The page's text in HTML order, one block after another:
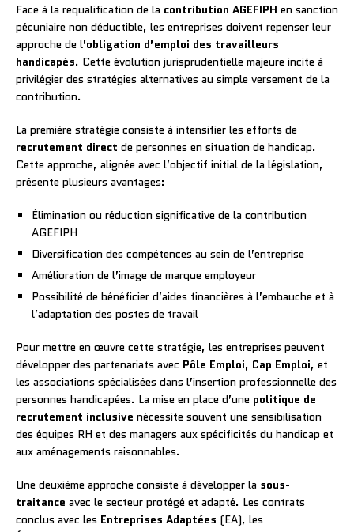
Face à la requalification de la contribution AGEFIPH en sanction
pécuniaire non déductible, les entreprises doivent repenser leur
approche de l’obligation d’emploi des travailleurs
handicapés. Cette évolution jurisprudentielle majeure incite à
privilégier des stratégies alternatives au simple versement de la
contribution.
La première stratégie consiste à intensifier les efforts de
recrutement direct de personnes en situation de handicap.
Cette approche, alignée avec l’objectif initial de la législation,
présente plusieurs avantages:
Élimination ou réduction significative de la contribution
AGEFIPH
Diversification des compétences au sein de l’entreprise
Amélioration de l’image de marque employeur
Possibilité de bénéficier d’aides financières à l’embauche et à
l’adaptation des postes de travail
Pour mettre en œuvre cette stratégie, les entreprises peuvent
développer des partenariats avec Pôle Emploi, Cap Emploi, et
les associations spécialisées dans l’insertion professionnelle des
personnes handicapées. La mise en place d’une politique de
recrutement inclusive nécessite souvent une sensibilisation
des équipes RH et des managers aux spécificités du handicap et
aux aménagements raisonnables.
Une deuxième approche consiste à développer la sous-
traitance avec le secteur protégé et adapté. Les contrats
conclus avec les Entreprises Adaptées (EA), les